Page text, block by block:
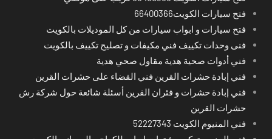
فتح سيارات الكويت66400366
فتح سيارات و ابواب سيارات من كل الموديلات بالكويت
فنى وحدات تكييف فني مكيفات و تصليح تكييف بالكويت
فني أدوات صحية هدية مقاول صحي هدية
فني إبادة حشرات القرين فني القضاء على حشرات القرين
فني إبادة حشرات و فئران القرين أسئلة شائعة حول شركة رش
حشرات القرين
فني المنيوم الكويت 52227343